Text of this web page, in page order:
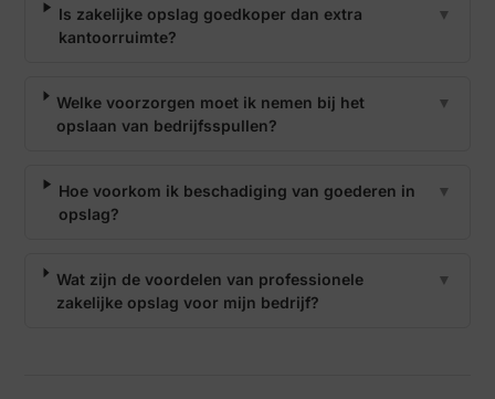
Is zakelijke opslag goedkoper dan extra
kantoorruimte?
▼
Welke voorzorgen moet ik nemen bij het
opslaan van bedrijfsspullen?
▼
Hoe voorkom ik beschadiging van goederen in
opslag?
▼
Wat zijn de voordelen van professionele
zakelijke opslag voor mijn bedrijf?
▼